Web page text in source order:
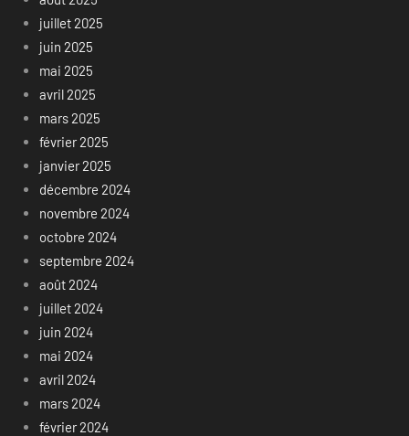
juillet 2025
juin 2025
mai 2025
avril 2025
mars 2025
février 2025
janvier 2025
décembre 2024
novembre 2024
octobre 2024
septembre 2024
août 2024
juillet 2024
juin 2024
mai 2024
avril 2024
mars 2024
février 2024